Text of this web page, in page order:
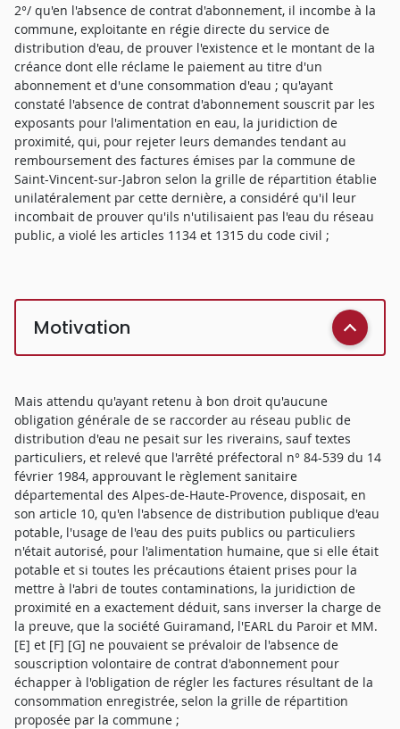
2°/ qu'en l'absence de contrat d'abonnement, il incombe à la
commune, exploitante en régie directe du service de
distribution d'eau, de prouver l'existence et le montant de la
créance dont elle réclame le paiement au titre d'un
abonnement et d'une consommation d'eau ; qu'ayant
constaté l'absence de contrat d'abonnement souscrit par les
exposants pour l'alimentation en eau, la juridiction de
proximité, qui, pour rejeter leurs demandes tendant au
remboursement des factures émises par la commune de
Saint-Vincent-sur-Jabron selon la grille de répartition établie
unilatéralement par cette dernière, a considéré qu'il leur
incombait de prouver qu'ils n'utilisaient pas l'eau du réseau
public, a violé les articles 1134 et 1315 du code civil ;
Motivation
Mais attendu qu'ayant retenu à bon droit qu'aucune
obligation générale de se raccorder au réseau public de
distribution d'eau ne pesait sur les riverains, sauf textes
particuliers, et relevé que l'arrêté préfectoral n° 84-539 du 14
février 1984, approuvant le règlement sanitaire
départemental des Alpes-de-Haute-Provence, disposait, en
son article 10, qu'en l'absence de distribution publique d'eau
potable, l'usage de l'eau des puits publics ou particuliers
n'était autorisé, pour l'alimentation humaine, que si elle était
potable et si toutes les précautions étaient prises pour la
mettre à l'abri de toutes contaminations, la juridiction de
proximité en a exactement déduit, sans inverser la charge de
la preuve, que la société Guiramand, l'EARL du Paroir et MM.
[E] et [F] [G] ne pouvaient se prévaloir de l'absence de
souscription volontaire de contrat d'abonnement pour
échapper à l'obligation de régler les factures résultant de la
consommation enregistrée, selon la grille de répartition
proposée par la commune ;